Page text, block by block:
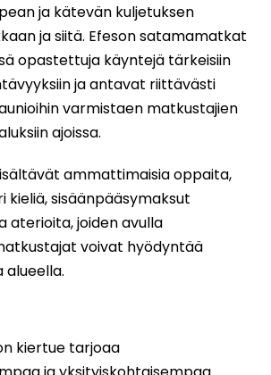
ja kätevän kuljetuksen
ja siitä. Efeson satamamatkat
opastettuja käyntejä tärkeisiin
ja antavat riittävästi
varmistaen matkustajien
ajoissa.
ammattimaisia oppaita,
kieliä, sisäänpääsymaksut
aterioita, joiden avulla
voivat hyödyntää
alueella.
kiertue tarjoaa